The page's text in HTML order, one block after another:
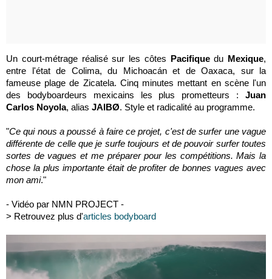
Un court-métrage réalisé sur les côtes Pacifiquedu Mexique,
entre l'état de Colima, du Michoacán et de Oaxaca, sur la
fameuse plage de Zicatela. Cinq minutes mettant en scène l'un
des bodyboardeurs mexicains les plus prometteurs : Juan
Carlos Noyola, alias JAIBØ. Style et radicalité au programme.
"Ce qui nous a poussé à faire ce projet, c'est de surfer une vague
différente de celle que je surfe toujours et de pouvoir surfer toutes
sortes de vagues et me préparer pour les compétitions. Mais la
chose la plus importante était de profiter de bonnes vagues avec
mon ami."
- Vidéo par NMN PROJECT -
> Retrouvez plus d'articles bodyboard